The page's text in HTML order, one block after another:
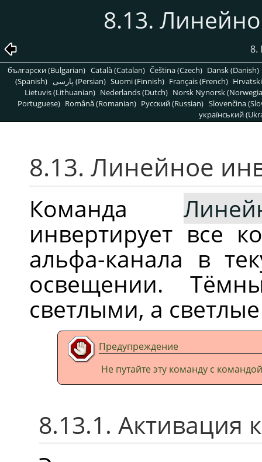
8.13.
български (Bulgarian) Català (Catalan) Čeština (Czech) Dansk (Danish)
(Spanish)
پارسی (Persian) Suomi (Finnish) Français (French)
Lietuvis (Lithuanian) Nederlands (Dutch) Norsk Nynorsk
Portuguese) Română (Romanian) Pусский (Russian) Slovenčina
український
8.13. Линейное
Команда
инвертирует все
альфа-канала в
освещении.
светлыми, а
Предупреждение
Не путайте эту команду с
8.13.1. Активация